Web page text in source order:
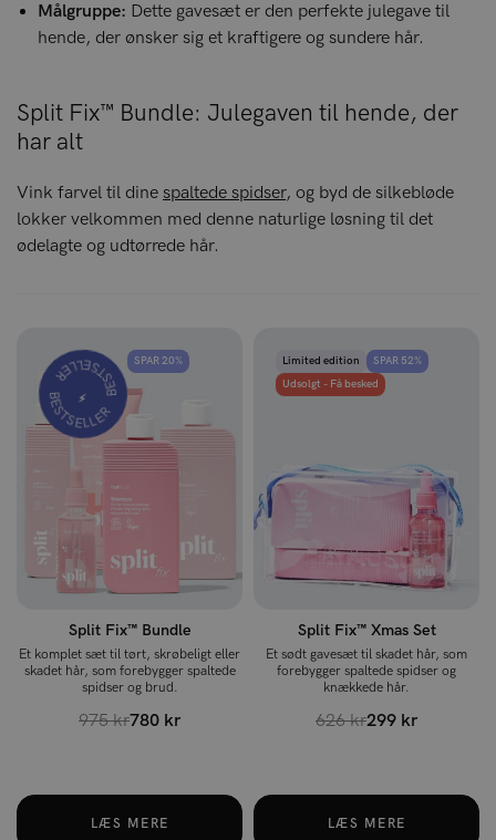
Målgruppe: Dette gavesæt er den perfekte julegave til
hende, der ønsker sig et kraftigere og sundere hår.
Split Fix™ Bundle: Julegaven til hende, der
har alt
Vink farvel til dine spaltede spidser, og byd de silkebløde
lokker velkommen med denne naturlige løsning til det
ødelagte og udtørrede hår.
BESTSELLER
BESTSELLER
⚡️
SPAR 20%
Split Fix™ Bundle
Et komplet sæt til tørt, skrøbeligt eller
skadet hår, som forebygger spaltede
spidser og brud.
975 kr780 kr
LÆS MERE
Limited edition
SPAR 52%
Udsolgt - Få besked
Split Fix™ Xmas Set
Et sødt gavesæt til skadet hår, som
forebygger spaltede spidser og
knækkede hår.
626 kr299 kr
LÆS MERE